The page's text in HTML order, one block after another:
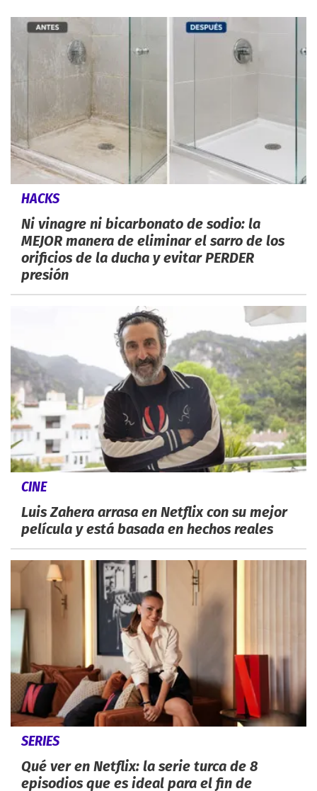
HACKS
Ni vinagre ni bicarbonato de sodio: la
MEJOR manera de eliminar el sarro de los
orificios de la ducha y evitar PERDER
presión
CINE
Luis Zahera arrasa en Netflix con su mejor
película y está basada en hechos reales
SERIES
Qué ver en Netflix: la serie turca de 8
episodios que es ideal para el fin de